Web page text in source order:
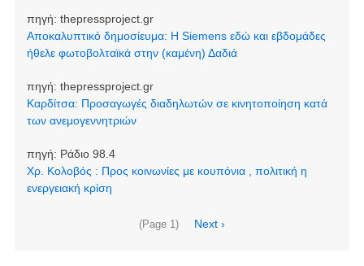
πηγή: thepressproject.gr
Αποκαλυπτικό δημοσίευμα: Η Siemens εδώ και εβδομάδες
ήθελε φωτοβολταϊκά στην (καμένη) Δαδιά
πηγή: thepressproject.gr
Καρδίτσα: Προσαγωγές διαδηλωτών σε κινητοποίηση κατά
των ανεμογεννητριών
πηγή: Ράδιο 98.4
Χρ. Κολοβός : Προς κοινωνίες με κουπόνια , πολιτική η
ενεργειακή κρίση
(Page 1)
Next
Next ›